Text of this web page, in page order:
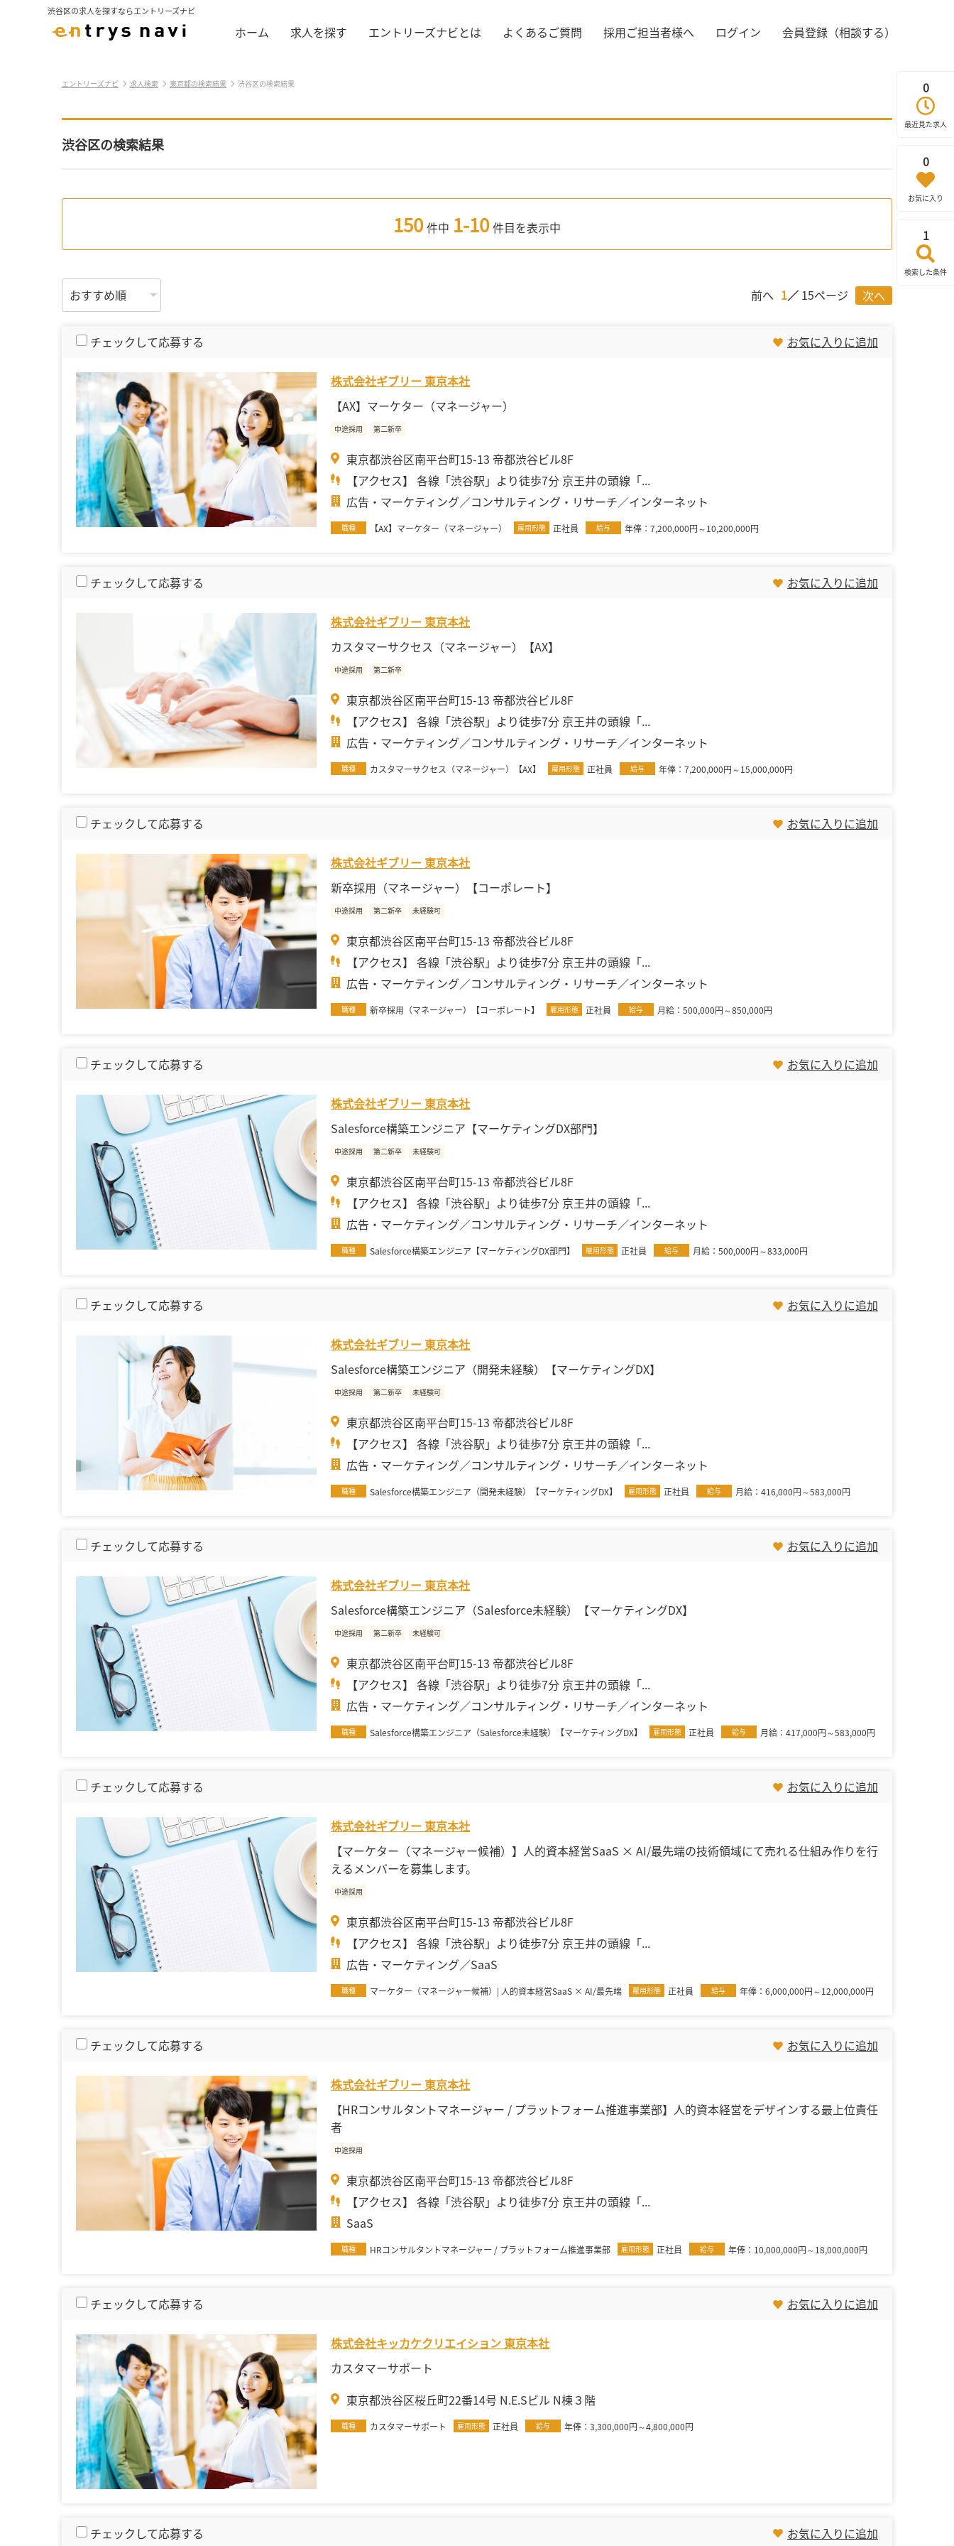
渋谷区の求人を探すならエントリーズナビ
0
最近見た求人
0
お気に入り
1
検索した条件
ホーム 求人を探す エントリーズナビとは よくあるご質問 採用ご担当者様へ ログイン 会員登録（相談する）
エントリーズナビ 求人検索 東京都の検索結果 渋谷区の検索結果
渋谷区の検索結果
150 件中 1-10 件目を表示中
前へ 1 15ページ 次へ
チェックして応募する お気に入りに追加
株式会社ギブリー 東京本社
【AX】マーケター（マネージャー）
中途採用 第二新卒
東京都渋谷区南平台町15-13 帝都渋谷ビル8F
【アクセス】 各線「渋谷駅」より徒歩7分 京王井の頭線「...
広告・マーケティング
コンサルティング・リサーチ インターネット
職種 【AX】マーケター（マネージャー） 雇用形態 正社員 給与 年俸：7,200,000円～10,200,000円
チェックして応募する お気に入りに追加
株式会社ギブリー 東京本社
カスタマーサクセス（マネージャー）【AX】
中途採用 第二新卒
東京都渋谷区南平台町15-13 帝都渋谷ビル8F
【アクセス】 各線「渋谷駅」より徒歩7分 京王井の頭線「...
広告・マーケティング
コンサルティング・リサーチ インターネット
職種 カスタマーサクセス（マネージャー）【AX】 雇用形態 正社員 給与 年俸：7,200,000円～15,000,000円
チェックして応募する お気に入りに追加
株式会社ギブリー 東京本社
新卒採用（マネージャー）【コーポレート】
中途採用 第二新卒 未経験可
東京都渋谷区南平台町15-13 帝都渋谷ビル8F
【アクセス】 各線「渋谷駅」より徒歩7分 京王井の頭線「...
広告・マーケティング
コンサルティング・リサーチ インターネット
職種 新卒採用（マネージャー）【コーポレート】 雇用形態 正社員 給与 月給：500,000円～850,000円
チェックして応募する お気に入りに追加
株式会社ギブリー 東京本社
Salesforce構築エンジニア【マーケティングDX部門】
中途採用 第二新卒 未経験可
東京都渋谷区南平台町15-13 帝都渋谷ビル8F
【アクセス】 各線「渋谷駅」より徒歩7分 京王井の頭線「...
広告・マーケティング
コンサルティング・リサーチ インターネット
職種 Salesforce構築エンジニア【マーケティングDX部門】 雇用形態 正社員 給与 月給：500,000円～833,000円
チェックして応募する お気に入りに追加
株式会社ギブリー 東京本社
Salesforce構築エンジニア（開発未経験）【マーケティングDX】
中途採用 第二新卒 未経験可
東京都渋谷区南平台町15-13 帝都渋谷ビル8F
【アクセス】 各線「渋谷駅」より徒歩7分 京王井の頭線「...
広告・マーケティング
コンサルティング・リサーチ インターネット
職種 Salesforce構築エンジニア（開発未経験）【マーケティングDX】 雇用形態 正社員 給与 月給：416,000円～583,000円
チェックして応募する お気に入りに追加
株式会社ギブリー 東京本社
Salesforce構築エンジニア（Salesforce未経験）【マーケティングDX】
中途採用 第二新卒 未経験可
東京都渋谷区南平台町15-13 帝都渋谷ビル8F
【アクセス】 各線「渋谷駅」より徒歩7分 京王井の頭線「...
広告・マーケティング
コンサルティング・リサーチ インターネット
職種 Salesforce構築エンジニア（Salesforce未経験）【マーケティングDX】 雇用形態 正社員 給与 月給：417,000円～583,000円
チェックして応募する お気に入りに追加
株式会社ギブリー 東京本社
【マーケター（マネージャー候補）】人的資本経営SaaS × AI/最先端の技術領域にて売れる仕組み作りを行
えるメンバーを募集します。
中途採用
東京都渋谷区南平台町15-13 帝都渋谷ビル8F
【アクセス】 各線「渋谷駅」より徒歩7分 京王井の頭線「...
広告・マーケティング
SaaS
職種 マーケター（マネージャー候補）| 人的資本経営SaaS × AI/最先端 雇用形態 正社員 給与 年俸：6,000,000円～12,000,000円
チェックして応募する お気に入りに追加
株式会社ギブリー 東京本社
【HRコンサルタントマネージャー / プラットフォーム推進事業部】人的資本経営をデザインする最上位責任
者
中途採用
東京都渋谷区南平台町15-13 帝都渋谷ビル8F
【アクセス】 各線「渋谷駅」より徒歩7分 京王井の頭線「...
SaaS
職種 HRコンサルタントマネージャー / プラットフォーム推進事業部 雇用形態 正社員 給与 年俸：10,000,000円～18,000,000円
チェックして応募する お気に入りに追加
株式会社キッカケクリエイション 東京本社
カスタマーサポート
東京都渋谷区桜丘町22番14号 N.E.Sビル N棟３階
職種 カスタマーサポート 雇用形態 正社員 給与 年俸：3,300,000円～4,800,000円
チェックして応募する お気に入りに追加